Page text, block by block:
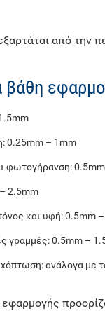
από την
βάθη
0.25mm – 1mm
φωτογήρανση:
2.5mm
και υφή: 0.5mm
γραμμές: 0.5mm –
ανάλογα